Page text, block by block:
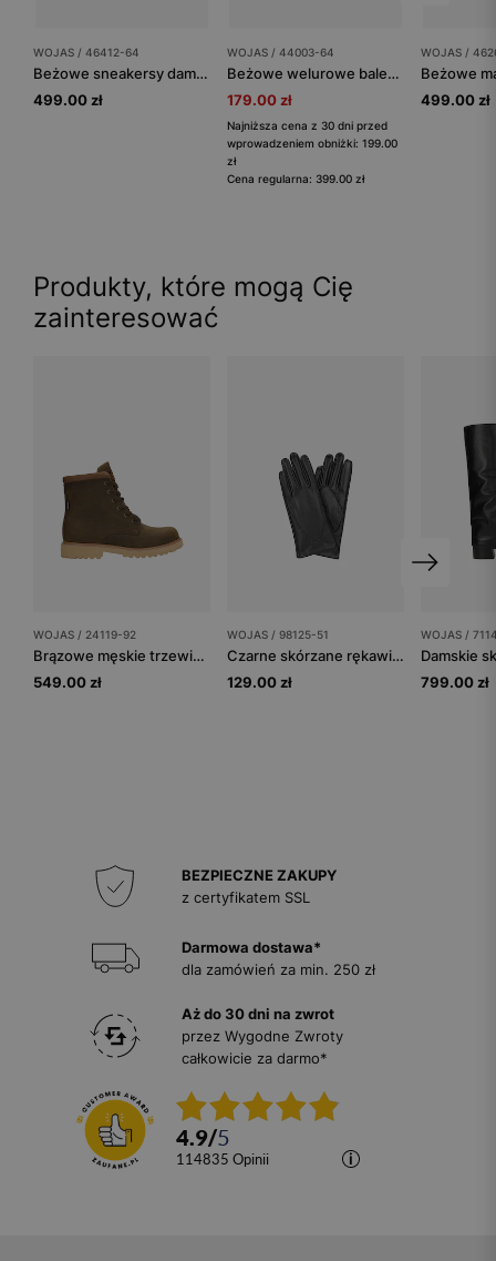
WOJAS / 46412-64
Beżowe sneakersy damskie z tłoczonym wzorem
499.00 zł
WOJAS / 44003-64
Beżowe welurowe baleriny damskie
179.00 zł
Najniższa cena z 30 dni przed
wprowadzeniem obniżki: 199.00
zł
Cena regularna: 399.00 zł
WOJAS /
499.00 zł
Produkty, które mogą Cię
zainteresować
WOJAS / 24119-92
Brązowe męskie trzewiki typu workery za kostkę
549.00 zł
WOJAS / 98125-51
Czarne skórzane rękawiczki damskie z ozdobnym przeszyciem
129.00 zł
WOJAS /
799.00 zł
BEZPIECZNE ZAKUPY
z certyfikatem SSL
Darmowa dostawa*
dla zamówień za min. 250 zł
Aż do 30 dni na zwrot
przez Wygodne Zwroty
całkowicie za darmo*
4.9/5
114835 opinii